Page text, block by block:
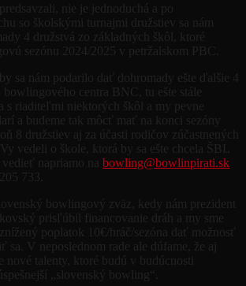
nie je jednoduchá a po
so školskými turnajmi družstiev sa nám
4 družstvá zo základných škôl, ktoré
sezónu 2024/2025 v petržalskom PBC.
sa nám podarilo dať dohromady ešte ďalšie 4
centra BNC, tu ešte stále
s riaditeľmi niektorých škôl a my pevne
a budeme tak môcť mať na konci sezóny
8 družstiev aj za účasti rodičov zúčastnených
vedeli o škole, ktorá by sa ešte chcela ŠBL
vedieť napriamo na bowling@bowlinpirati.sk
733.
bowlingový zväz, kedy nám prezident
prisľúbil financovanie dráh a my sme
poplatok 10€/hráč/sezóna dať možnosť
sa. V neposlednom rade ale dúfame, že aj
nové talenty, ktoré budú v budúcnosti
„slovenský bowling“.